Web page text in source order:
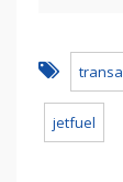
jetfuel